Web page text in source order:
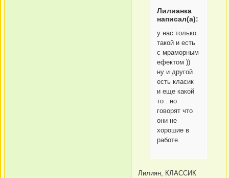
Лилианка
написал(а):
у нас только
такой и есть
с мраморным
ефектом ))
ну и другой
есть класик
и еще какой
то . но
говорят что
они не
хорошие в
работе.
Лилиян, КЛАССИК